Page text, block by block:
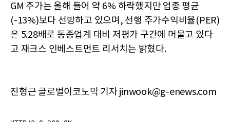
GM 주가는 올해 들어 약 6% 하락했지만 업종 평균
(-13%)보다 선방하고 있으며, 선행 주가수익비율(PER)
은 5.28배로 동종업계 대비 저평가 구간에 머물고 있다
고 재크스 인베스트먼트 리서치는 밝혔다.
진형근 글로벌이코노믹 기자 jinwook@g-enews.com